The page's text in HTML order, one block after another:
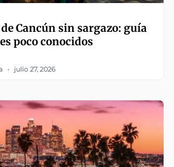
Cancún sin sargazo: guía
poco conocidos
julio 27, 2026